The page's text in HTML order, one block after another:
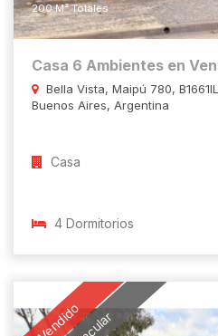
200 M² Totales
Casa 6 Ambientes en
Bella Vista, Maipú 780,
Buenos Aires, Argentina
Casa
4 Dormitorios
Vendido